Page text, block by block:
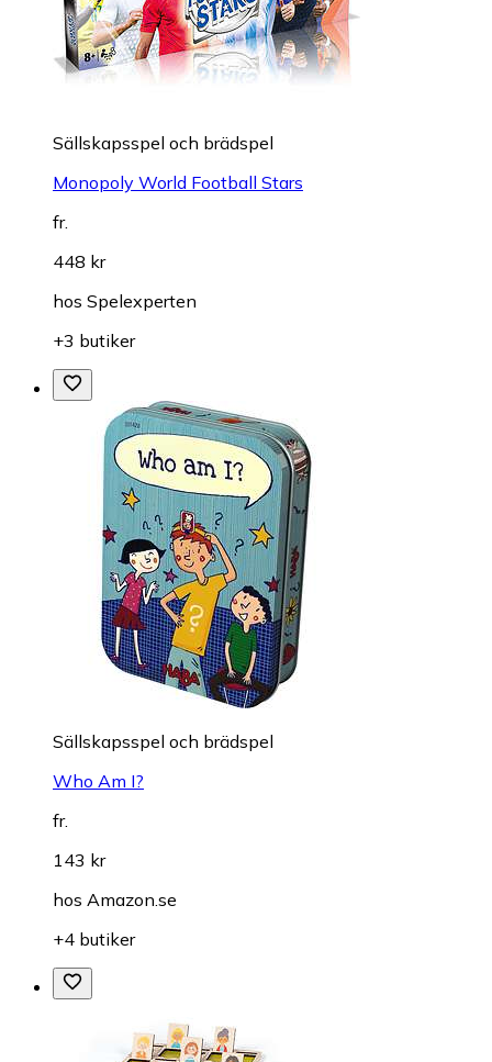
Sällskapsspel och brädspel
Monopoly World Football Stars
fr.
448 kr
hos Spelexperten
+3 butiker
Sällskapsspel och brädspel
Who Am I?
fr.
143 kr
hos Amazon.se
+4 butiker